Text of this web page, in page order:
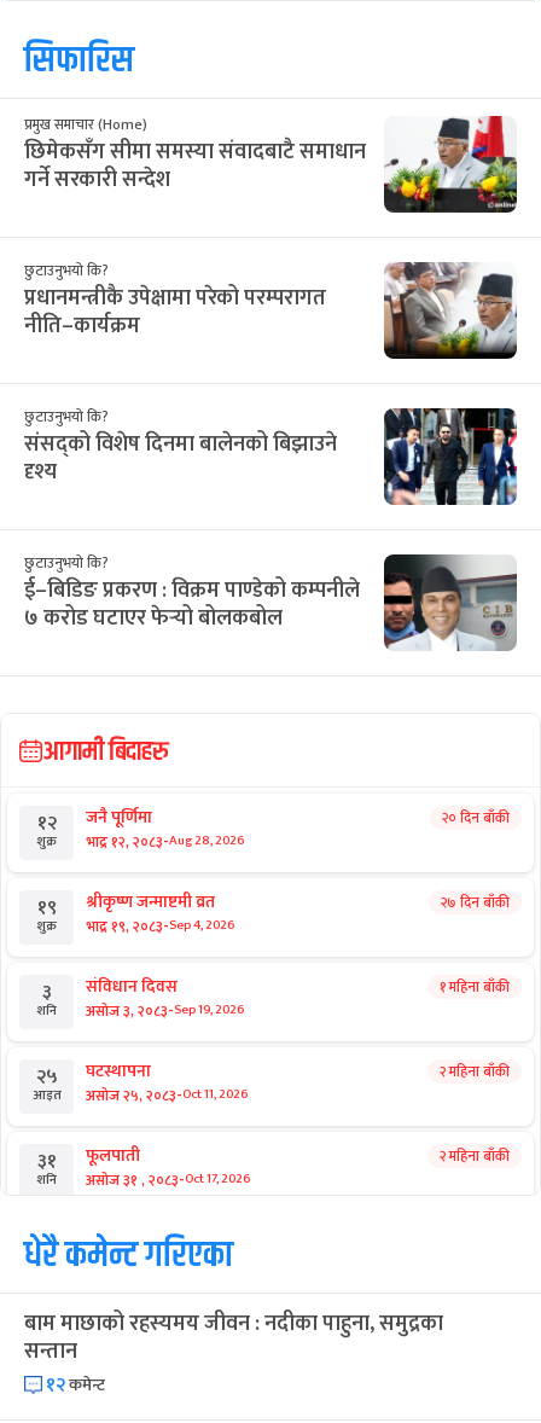
सिफारिस
प्रमुख समाचार (Home)
छिमेकसँग सीमा समस्या संवादबाटै समाधान
गर्ने सरकारी सन्देश
छुटाउनुभयो कि?
प्रधानमन्त्रीकै उपेक्षामा परेको परम्परागत
नीति–कार्यक्रम
छुटाउनुभयो कि?
संसद्को विशेष दिनमा बालेनको बिझाउने
दृश्य
छुटाउनुभयो कि?
ई–बिडिङ प्रकरण : विक्रम पाण्डेको कम्पनीले
७ करोड घटाएर फेर्‍यो बोलकबोल
आगामी बिदाहरु
१२
शुक्र
जनै पूर्णिमा
भाद्र १२, २०८३-Aug 28, 2026
२० दिन बाँकी
१९
शुक्र
श्रीकृष्ण जन्माष्टमी व्रत
भाद्र १९, २०८३-Sep 4, 2026
२७ दिन बाँकी
३
शनि
संविधान दिवस
असोज ३, २०८३-Sep 19, 2026
१ महिना बाँकी
२५
आइत
घटस्थापना
असोज २५, २०८३-Oct 11, 2026
२ महिना बाँकी
३१
शनि
फूलपाती
असोज ३१ , २०८३-Oct 17, 2026
२ महिना बाँकी
१
आइत
कार्तिक सङ्क्रान्ति
कार्तिक १, २०८३-Oct 18, 2026
३
मंगल
महानवमी २ महिना बाँकी
४
धेरै कमेन्ट गरिएका
बाम माछाको रहस्यमय जीवन : नदीका पाहुना, समुद्रका
सन्तान
१२कमेन्ट